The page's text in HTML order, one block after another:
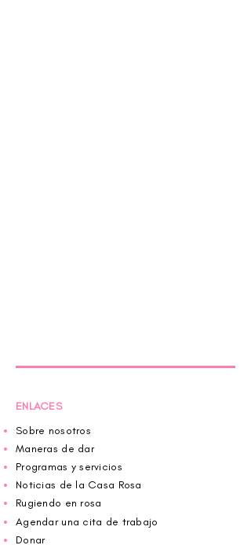
ENLACES
Sobre nosotros
Maneras de dar
Programas y servicios
Noticias de la Casa Rosa
Rugiendo en rosa
Agendar una cita de trabajo
Donar